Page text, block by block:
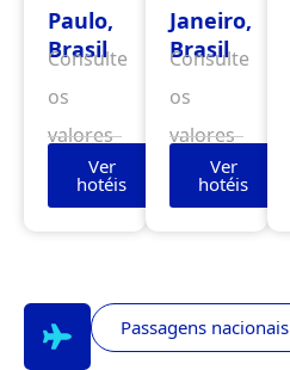
Paulo,
Brasil
Consulte
os
valores
Ver
hotéis
Janeiro,
Brasil
Consulte
os
valores
Ver
hotéis
Passagens nacionais